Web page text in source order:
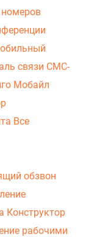
номеров
связи СМС-
Мобайл
Все
обзвон
Конструктор
рабочими